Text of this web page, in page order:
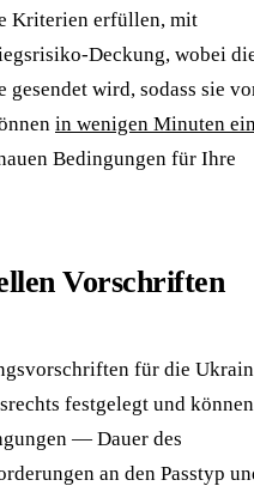
Kriterien erfüllen, mit
Deckung, wobei
wird, sodass sie
in wenigen Minuten
Bedingungen für Ihre
Vorschriften
für die
festgelegt und können
— Dauer des
an den Passtyp